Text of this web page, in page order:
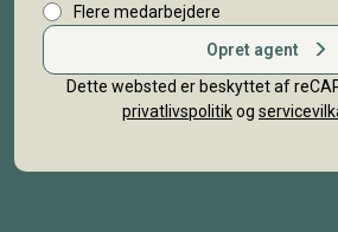
Flere medarbejdere
Opret agent
Dette websted er beskyttet af
privatlivspolitikog